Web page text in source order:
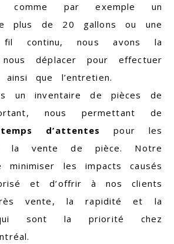
comme par exemple un
plus de 20 gallons ou une
fil continu, nous avons la
déplacer pour effectuer
que l’entretien.
un inventaire de pièces de
nous permettant de
d’attentes
pour les
la vente de pièce. Notre
les impacts causés
et d’offrir à nos clients
vente, la rapidité et la
qui sont la priorité chez
.